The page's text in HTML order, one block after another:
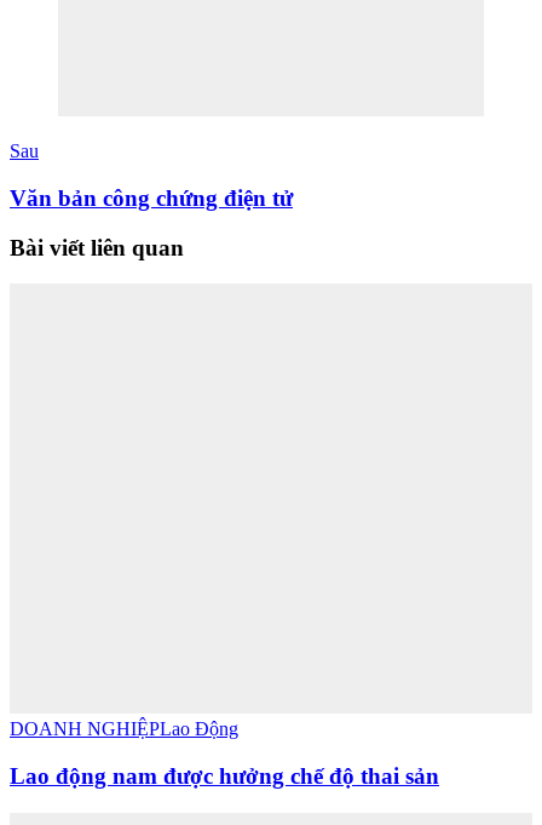
Sau
Văn bản công chứng điện tử
Bài viết liên quan
DOANH NGHIỆPLao Động
Lao động nam được hưởng chế độ thai sản